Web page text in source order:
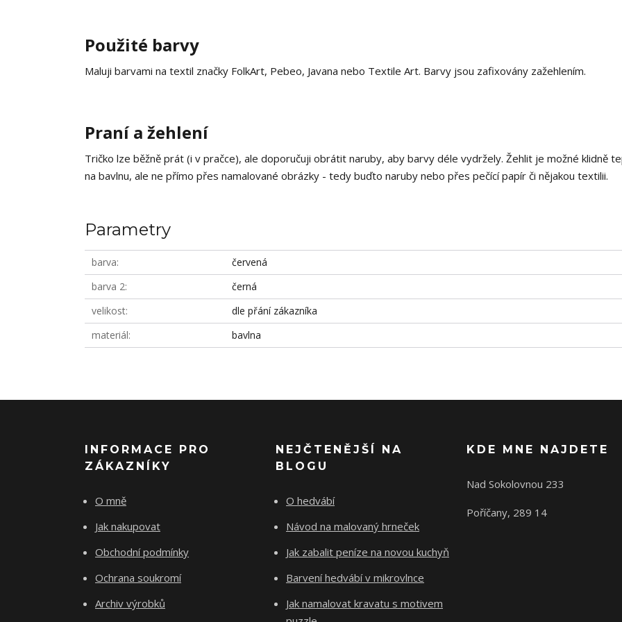
Použité barvy
Maluji barvami na textil značky FolkArt, Pebeo, Javana nebo Textile Art. Barvy jsou zafixovány zažehlením.
Praní a žehlení
Tričko lze běžně prát (i v pračce), ale doporučuji obrátit naruby, aby barvy déle vydržely. Žehlit je možné klidně
na bavlnu, ale ne přímo přes namalované obrázky - tedy buďto naruby nebo přes pečící papír či nějakou textilii.
Parametry
barva
červená
barva 2
černá
velikost
dle přání zákazníka
materiál
bavlna
INFORMACE PRO
ZÁKAZNÍKY
O mně
Jak nakupovat
Obchodní podmínky
Ochrana soukromí
Archiv výrobků
NEJČTENĚJŠÍ NA
BLOGU
O hedvábí
Návod na malovaný hrneček
Jak zabalit peníze na novou kuchyň
Barvení hedvábí v mikrovlnce
Jak namalovat kravatu s motivem
KDE MNE NAJDETE
Nad Sokolovnou 233
Poříčany, 289 14